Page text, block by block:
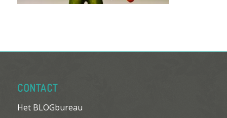
CONTACT
Het BLOGbureau